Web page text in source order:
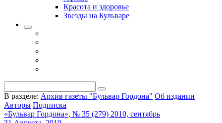
Красота и здоровье
Звезды на Бульваре
В разделе: Архив газеты "Бульвар Гордона" Об издании
Авторы Подписка
«Бульвар Гордона», № 35 (279) 2010, сентябрь